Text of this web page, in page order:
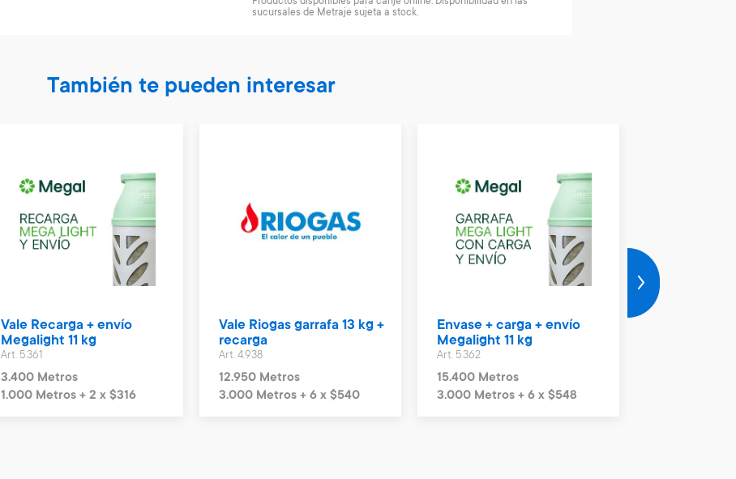
sucursales de Metraje sujeta a stock.
También te pueden interesar
Vale Recarga + envío
Megalight 11 kg
Art. 5.361
3.400 Metros
1.000 Metros + 2 x $316
Vale Riogas garrafa 13 kg +
recarga
Art. 4.938
12.950 Metros
3.000 Metros + 6 x $540
Envase + carga + envío
Megalight 11 kg
Art. 5.362
15.400 Metros
3.000 Metros + 6 x $548